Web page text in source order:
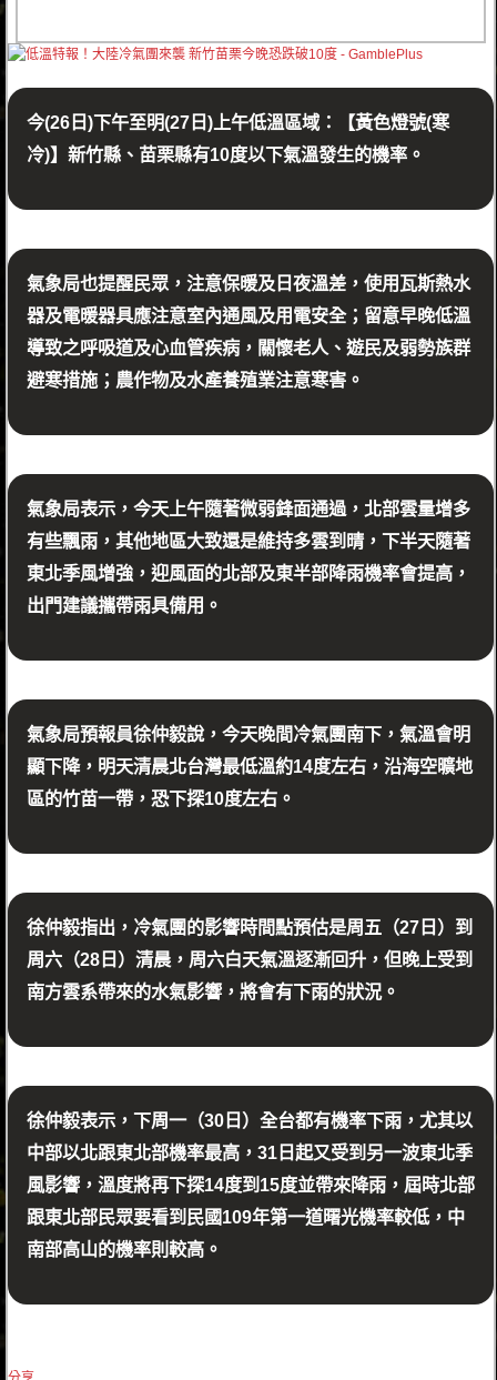
今(26日)下午至明(27日)上午低溫區域：【黃色燈號(寒
冷)】新竹縣、苗栗縣有10度以下氣溫發生的機率。
氣象局也提醒民眾，注意保暖及日夜溫差，使用瓦斯熱水
器及電暖器具應注意室內通風及用電安全；留意早晚低溫
導致之呼吸道及心血管疾病，關懷老人、遊民及弱勢族群
避寒措施；農作物及水產養殖業注意寒害。
氣象局表示，今天上午隨著微弱鋒面通過，北部雲量增多
有些飄雨，其他地區大致還是維持多雲到晴，下半天隨著
東北季風增強，迎風面的北部及東半部降雨機率會提高，
出門建議攜帶雨具備用。
氣象局預報員徐仲毅說，今天晚間冷氣團南下，氣溫會明
顯下降，明天清晨北台灣最低溫約14度左右，沿海空曠地
區的竹苗一帶，恐下探10度左右。
徐仲毅指出，冷氣團的影響時間點預估是周五（27日）到
周六（28日）清晨，周六白天氣溫逐漸回升，但晚上受到
南方雲系帶來的水氣影響，將會有下雨的狀況。
徐仲毅表示，下周一（30日）全台都有機率下雨，尤其以
中部以北跟東北部機率最高，31日起又受到另一波東北季
風影響，溫度將再下探14度到15度並帶來降雨，屆時北部
跟東北部民眾要看到民國109年第一道曙光機率較低，中
南部高山的機率則較高。